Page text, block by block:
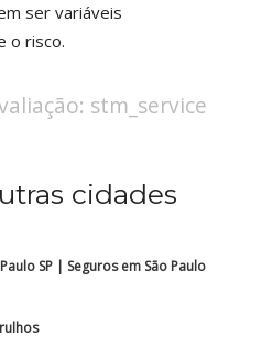
ser variáveis
o risco.
stm_service
cidades
SP | Seguros em São Paulo